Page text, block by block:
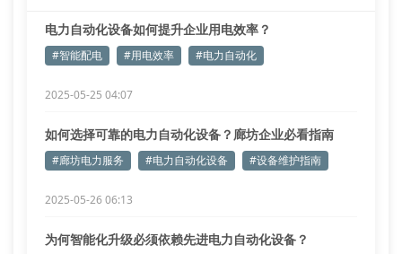
电力自动化设备如何提升企业用电效率？
#智能配电 #用电效率 #电力自动化
2025-05-25 04:07
如何选择可靠的电力自动化设备？廊坊企业必看指南
#廊坊电力服务 #电力自动化设备 #设备维护指南
2025-05-26 06:13
为何智能化升级必须依赖先进电力自动化设备？